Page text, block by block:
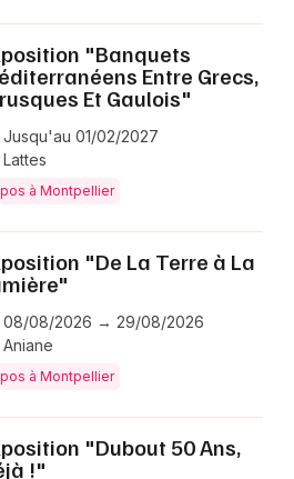
"Banquets
Entre Grecs,
Et Gaulois"
Jusqu'au 01/02/2027
Lattes
à Montpellier
"De La Terre à La
08/08/2026 → 29/08/2026
Aniane
à Montpellier
"Dubout 50 Ans,
!"